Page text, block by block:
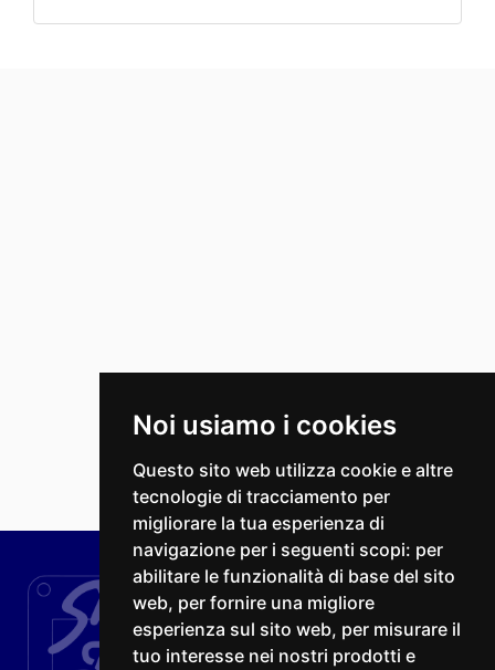
Noi usiamo i cookies
Questo sito web utilizza cookie e altre
tecnologie di tracciamento per
migliorare la tua esperienza di
navigazione per i seguenti scopi: per
abilitare le funzionalità di base del sito
web, per fornire una migliore
esperienza sul sito web, per misurare il
tuo interesse nei nostri prodotti e